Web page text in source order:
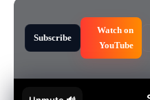
Watch on
YouTube
Subscribe